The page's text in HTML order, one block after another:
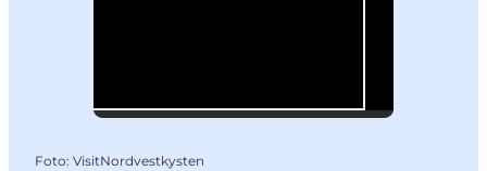
Foto: VisitNordvestkysten